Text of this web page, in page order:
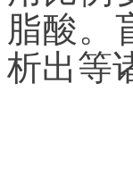
脂酸。
析出等